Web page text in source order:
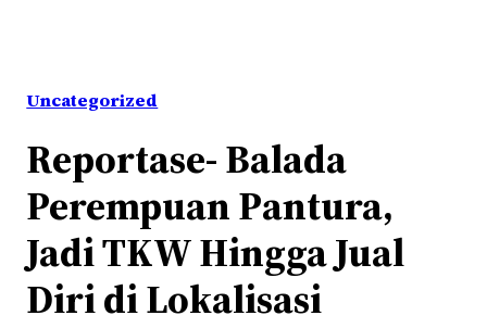
Uncategorized
Reportase- Balada
Perempuan Pantura,
Jadi TKW Hingga Jual
Diri di Lokalisasi